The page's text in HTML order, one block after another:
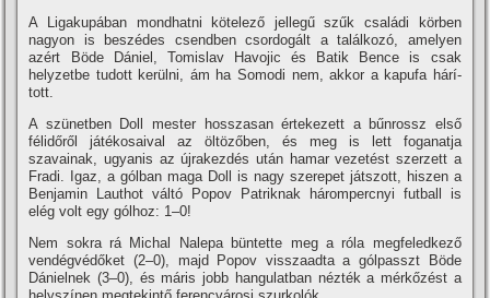
A Ligakupában mondhatni kötelező jellegű szűk családi körben
nagyon is beszédes csendben csordogált a találkozó, amelyen
azért Böde Dániel, Tomislav Havojic és Batik Bence is csak
helyzetbe tudott kerülni, ám ha Somodi nem, akkor a kapufa hárí­
tott.
A szünetben Doll mester hosszasan értekezett a bűnrossz első
félidőről játékosaival az öltözőben, és meg is lett foganatja
szavainak, ugyanis az újrakezdés után hamar vezetést szerzett a
Fradi. Igaz, a gólban maga Doll is nagy szerepet játszott, hiszen a
Benjamin Lauthot váltó Popov Patriknak hárompercnyi futball is
elég volt egy gólhoz: 1–0!
Nem sokra rá Michal Nalepa büntette meg a róla megfeledkező
vendégvédőket (2–0), majd Popov visszaadta a gólpasszt Böde
Dánielnek (3–0), és máris jobb hangulatban nézték a mérkőzést a